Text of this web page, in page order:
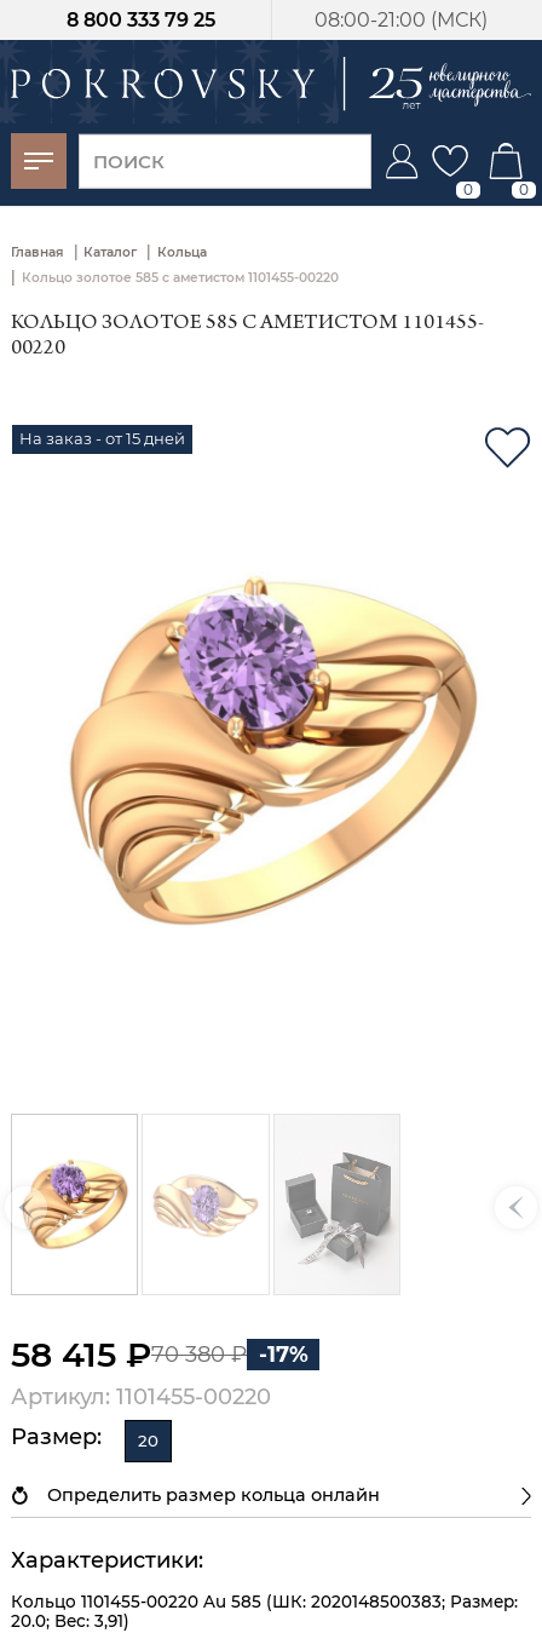
08:00-21:00 (МСК)
8 800 333 79 25
0 0
Главная | Каталог | Кольца
| Кольцо золотое 585 с аметистом 1101455-00220
КОЛЬЦО ЗОЛОТОЕ 585 С АМЕТИСТОМ 1101455-
00220
На заказ - от 15 дней
58 415 ₽70 380 ₽ -17%
Артикул: 1101455-00220
Размер:
20
Определить размер кольца онлайн
Характеристики:
Кольцо 1101455-00220 Au 585 (ШК: 2020148500383; Размер:
20.0; Вес: 3,91)
-30%
от 15 дней с
момента оплаты